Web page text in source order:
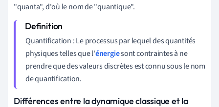
"quanta", d'où le nom de "quantique".
Quantification : Le processus par lequel des quantités
physiques telles que l'énergiesont contraintes à ne
prendre que des valeurs discrètes est connu sous le nom
de quantification.
Différences entre la dynamique classique et la